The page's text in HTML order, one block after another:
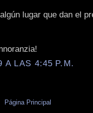
lugar que dan el
A LAS 4:45 P.M.
Página Principal